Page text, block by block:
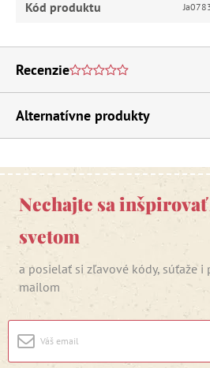
Kód produktu
Recenzie
Alternatívne produkty
Nechajte sa
svetom
a posielať si zľavové kódy, súťaže i
mailom